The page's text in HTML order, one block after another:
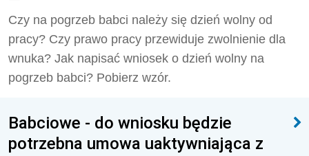
Czy na pogrzeb babci należy się dzień wolny od
pracy? Czy prawo pracy przewiduje zwolnienie dla
wnuka? Jak napisać wniosek o dzień wolny na
pogrzeb babci? Pobierz wzór.
Babciowe - do wniosku będzie
potrzebna umowa uaktywniająca z